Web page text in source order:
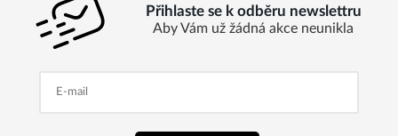
Přihlaste se k odběru newslettru
Aby Vám už žádná akce neunikla